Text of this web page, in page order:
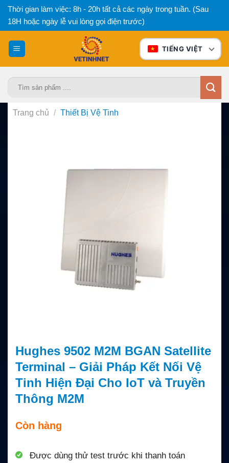
Bỏ
qua
nội
dung
Thời gian làm việc: 8h - 20h tất cả các ngày trong tuần. (Sau
18H hoặc ngày lễ vui lòng gọi điện trước)
TIẾNG VIỆT
Trang chủ / Thiết Bị Vệ Tinh
Hughes 9502 M2M BGAN Satellite
Terminal – Giải Pháp Kết Nối Vệ
Tinh Hiện Đại Cho IoT và Truyền
Thông M2M
Còn hàng
Được dùng thử test trước khi thanh toán